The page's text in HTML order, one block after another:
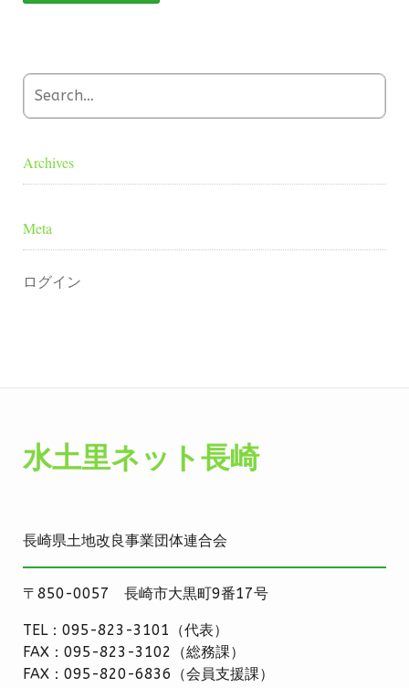
Archives
Meta
ログイン
水土里ネット長崎
長崎県土地改良事業団体連合会
〒850-0057 長崎市大黒町9番17号
TEL：095-823-3101（代表）
FAX：095-823-3102（総務課）
FAX：095-820-6836（会員支援課）